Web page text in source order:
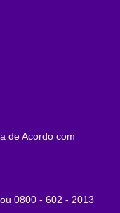
de Acordo com
0800 - 602 - 2013